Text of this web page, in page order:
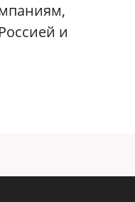
и